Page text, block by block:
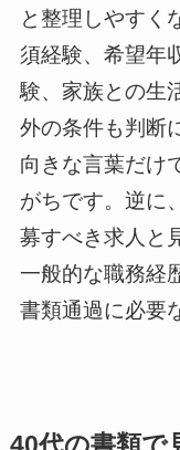
と整理しやすく
須経験、希望年
験、家族との生
外の条件も判断
向きな言葉だけ
がちです。逆に
募すべき求人と
一般的な職務経
書類通過に必要